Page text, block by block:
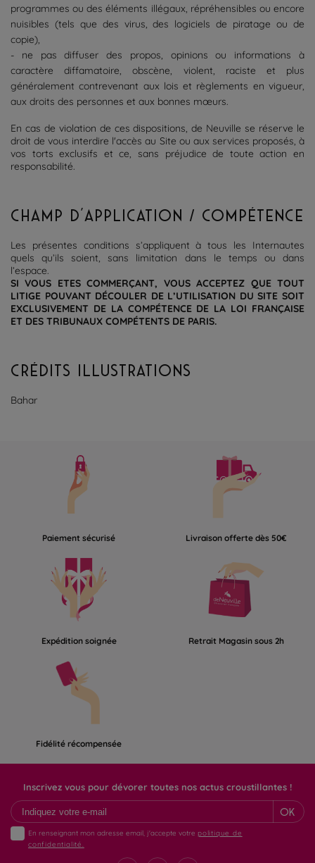
programmes ou des éléments illégaux, répréhensibles ou encore
nuisibles (tels que des virus, des logiciels de piratage ou de
copie),
- ne pas diffuser des propos, opinions ou informations à
caractère diffamatoire, obscène, violent, raciste et plus
généralement contrevenant aux lois et règlements en vigueur,
aux droits des personnes et aux bonnes mœurs.
En cas de violation de ces dispositions, de Neuville se réserve le
droit de vous interdire l'accès au Site ou aux services proposés, à
vos torts exclusifs et ce, sans préjudice de toute action en
responsabilité.
CHAMP D’APPLICATION / COMPÉTENCE
Les présentes conditions s’appliquent à tous les Internautes
quels qu’ils soient, sans limitation dans le temps ou dans
l’espace.
SI VOUS ETES COMMERÇANT, VOUS ACCEPTEZ QUE TOUT
LITIGE POUVANT DÉCOULER DE L’UTILISATION DU SITE SOIT
EXCLUSIVEMENT DE LA COMPÉTENCE DE LA LOI FRANÇAISE
ET DES TRIBUNAUX COMPÉTENTS DE PARIS.
CRÉDITS ILLUSTRATIONS
Bahar
Paiement sécurisé Livraison offerte dès 50€
Expédition soignée Retrait Magasin sous 2h
Fidélité récompensée
Inscrivez vous pour dévorer toutes nos actus croustillantes !
OK
En renseignant mon adresse email, j'accepte votre politique de
confidentialité.